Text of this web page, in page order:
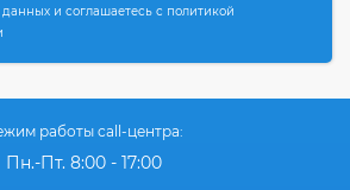
и соглашаетесь с политикой
работы call-центра:
Пн.-Пт. 8:00 - 17:00